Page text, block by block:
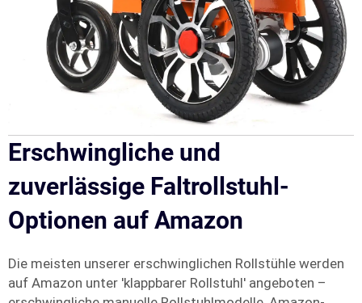
Erschwingliche und
zuverlässige Faltrollstuhl-
Optionen auf Amazon
Die meisten unserer erschwinglichen Rollstühle werden
auf Amazon unter 'klappbarer Rollstuhl' angeboten –